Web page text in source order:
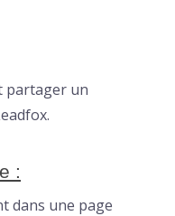
partager un
:
dans une page